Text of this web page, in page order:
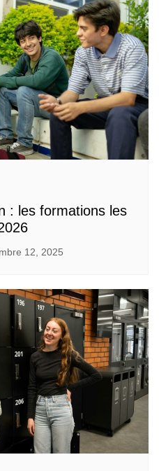
: les formations les
12, 2025